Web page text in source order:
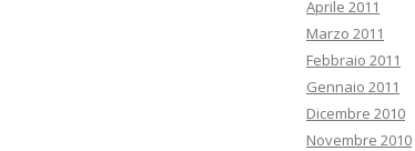
Aprile 2011
Marzo 2011
Febbraio 2011
Gennaio 2011
Dicembre 2010
Novembre 2010